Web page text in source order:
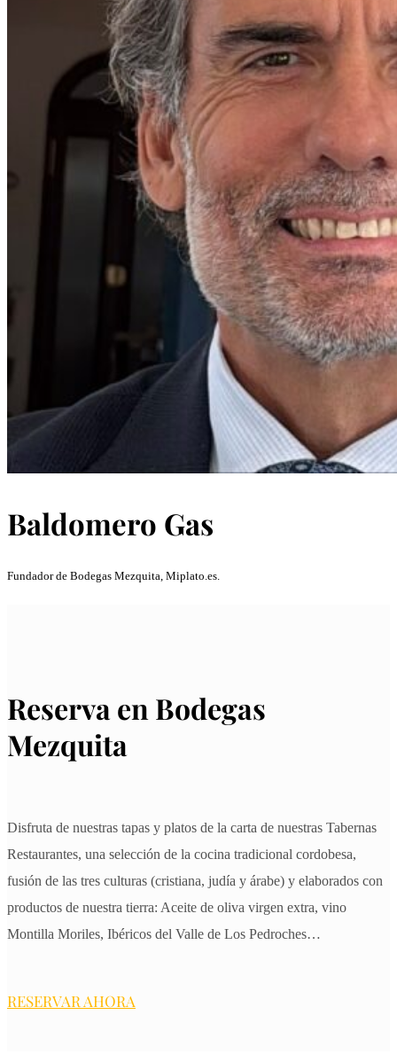
Baldomero Gas
Fundador de Bodegas Mezquita, Miplato.es.
Reserva en Bodegas
Mezquita
Disfruta de nuestras tapas y platos de la carta de nuestras Tabernas
Restaurantes, una selección de la cocina tradicional cordobesa,
fusión de las tres culturas (cristiana, judía y árabe) y elaborados con
productos de nuestra tierra: Aceite de oliva virgen extra, vino
Montilla Moriles, Ibéricos del Valle de Los Pedroches…
RESERVAR AHORA